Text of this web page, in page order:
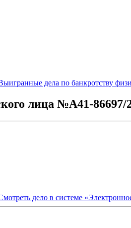
дела по банкротству
лица №А41-86697/
дело в системе